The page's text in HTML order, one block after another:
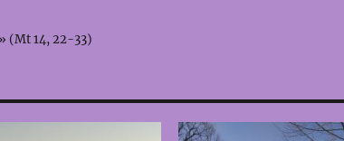
(Mt 14, 22-33)